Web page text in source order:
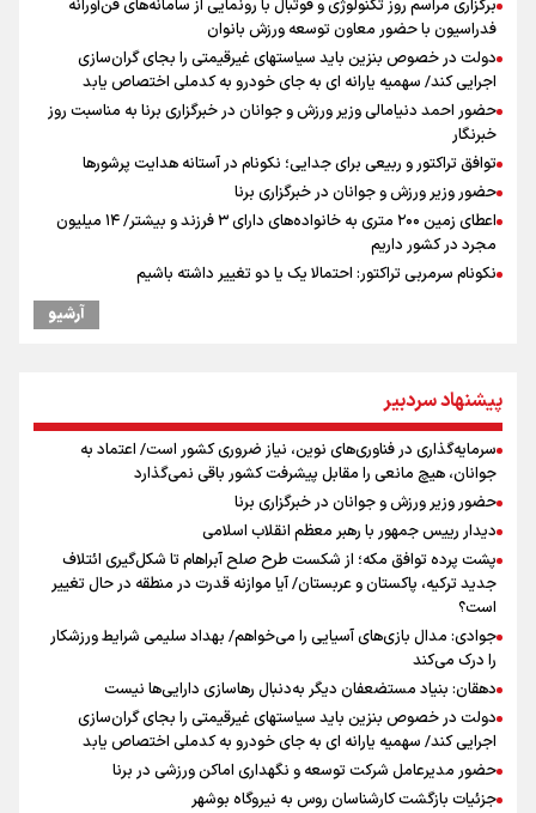
برگزاری مراسم روز تکنولوژی و فوتبال با رونمایی از سامانه‌های فن‌آورانه
فدراسیون با حضور معاون توسعه ورزش بانوان
دولت در خصوص بنزین باید سیاستهای غیرقیمتی را بجای گران‌سازی
اجرایی کند/ سهمیه یارانه ای به جای خودرو به کدملی اختصاص یابد
حضور احمد دنیامالی وزیر ورزش و جوانان در خبرگزاری برنا به مناسبت روز
خبرنگار
توافق تراکتور و ربیعی برای جدایی؛ نکونام در آستانه هدایت پرشورها
حضور وزیر ورزش و جوانان در خبرگزاری برنا
اعطای زمین ۲۰۰ متری به خانواده‌های دارای ۳ فرزند و بیشتر/ ۱۴ میلیون
مجرد در کشور داریم
نکونام سرمربی تراکتور: احتمالا یک یا دو تغییر داشته باشیم
کریمی در خصوص شایعات عدم اجازه مربیگری نکونام: هر کسی گفته نظر
سرمایه
عراقچی: با آمریکا مذاکره نداریم/ باز شدن تنگه هرمز به شرایطی غیر از
تفاهم با عمان مرتبط است
ادعای ترامپ: بطور محدود در حال مذاکره با ایران هستیم
پیشنهاد رسمی تراکتور به بازیکن مورد علاقه نکونام
آرشیو
پیشنهاد سردبیر
سرمایه‌گذاری در فناوری‌های نوین، نیاز ضروری کشور است/ اعتماد به
جوانان، هیچ مانعی را مقابل پیشرفت کشور باقی نمی‌گذارد
حضور وزیر ورزش و جوانان در خبرگزاری برنا
دیدار رییس جمهور با رهبر معظم انقلاب اسلامی
پشت پرده توافق مکه؛ از شکست طرح صلح آبراهام تا شکل‌گیری ائتلاف
جدید ترکیه، پاکستان و عربستان/ آیا موازنه قدرت در منطقه در حال تغییر
است؟
جوادی: مدال بازی‌های آسیایی را می‌خواهم/ بهداد سلیمی شرایط ورزشکار
را درک می‌کند
دهقان: بنیاد مستضعفان دیگر به‌دنبال رهاسازی دارایی‌ها نیست
دولت در خصوص بنزین باید سیاستهای غیرقیمتی را بجای گران‌سازی
اجرایی کند/ سهمیه یارانه ای به جای خودرو به کدملی اختصاص یابد
حضور مدیرعامل شرکت توسعه و نگهداری اماکن ورزشی در برنا
جزئیات بازگشت کارشناسان روس به نیروگاه بوشهر